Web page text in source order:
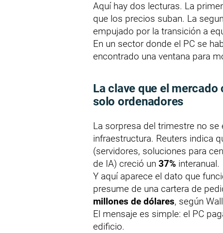
Aquí hay dos lecturas. La
que los precios suban. La
empujado por la transición a
En un sector donde el PC se
encontrado una ventana para
La clave que el
solo ordenadores
La sorpresa del trimestre no se
infraestructura. Reuters indica
(servidores, soluciones para
de IA) creció un 37% interanual.
Y aquí aparece el dato que
presume de una cartera de
millones de dólares, según
El mensaje es simple: el PC
edificio.